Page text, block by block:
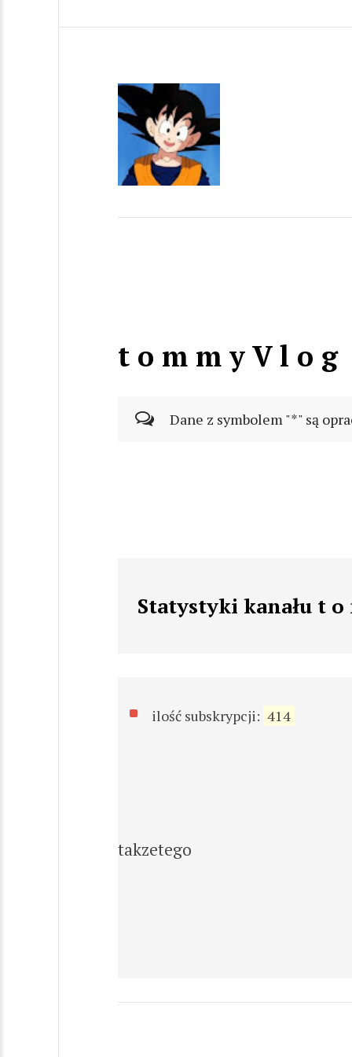
t o m m y V l o g
Dane z symbolem "*" są
Statystyki kanału t
ilość subskrypcji: 414
takzetego